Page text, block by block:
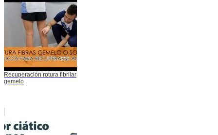
Recuperación rotura fibrilar
gemelo